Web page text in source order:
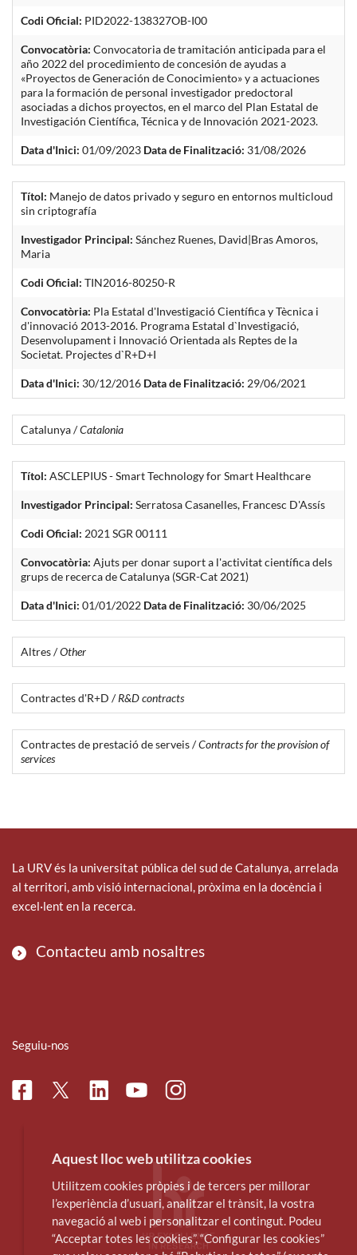
Codi Oficial: PID2022-138327OB-I00
Convocatòria: Convocatoria de tramitación anticipada para el
año 2022 del procedimiento de concesión de ayudas a
«Proyectos de Generación de Conocimiento» y a actuaciones
para la formación de personal investigador predoctoral
asociadas a dichos proyectos, en el marco del Plan Estatal de
Investigación Científica, Técnica y de Innovación 2021-2023.
Data d'Inici: 01/09/2023 Data de Finalització: 31/08/2026
Títol: Manejo de datos privado y seguro en entornos multicloud
sin criptografía
Investigador Principal: Sánchez Ruenes, David|Bras Amoros,
Maria
Codi Oficial: TIN2016-80250-R
Convocatòria: Pla Estatal d'Investigació Científica y Tècnica i
d'innovació 2013-2016. Programa Estatal d`Investigació,
Desenvolupament i Innovació Orientada als Reptes de la
Societat. Projectes d`R+D+I
Data d'Inici: 30/12/2016 Data de Finalització: 29/06/2021
Catalunya /Catalonia
Títol: ASCLEPIUS - Smart Technology for Smart Healthcare
Investigador Principal: Serratosa Casanelles, Francesc D'Assís
Codi Oficial: 2021 SGR 00111
Convocatòria: Ajuts per donar suport a l'activitat científica dels
grups de recerca de Catalunya (SGR-Cat 2021)
Data d'Inici: 01/01/2022 Data de Finalització: 30/06/2025
Altres /Other
Contractes d'R+D /R&D contracts
Contractes de prestació de serveis /Contracts for the provision of
services
La URV és la universitat pública del sud de Catalunya, arrelada
al territori, amb visió internacional, pròxima en la docència i
excel·lent en la recerca.
Contacteu amb nosaltres
Seguiu-nos
FacebookTwitterLinkedinYoutubeInstagram
Aquest lloc web utilitza cookies
Utilitzem cookies pròpies i de tercers per millorar
l’experiència d’usuari, analitzar el trànsit, la vostra
navegació al web i personalitzar el contingut. Podeu
“Acceptar totes les cookies”, “Configurar les cookies”